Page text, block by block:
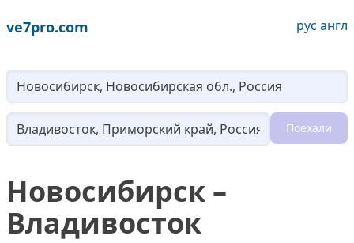
ve7pro.com рус англ
Loading...
Поехали
Новосибирск –
Владивосток